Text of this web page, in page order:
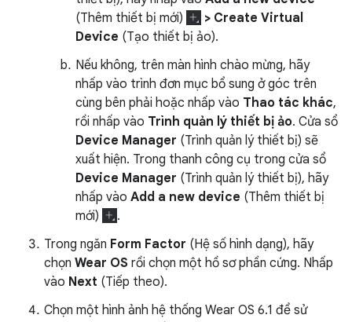
(Thêm thiết bị mới)
> Create Virtual
Device (Tạo thiết bị ảo).
Nếu không, trên màn hình chào mừng, hãy
nhấp vào trình đơn mục bổ sung ở góc trên
cùng bên phải hoặc nhấp vào Thao tác khác,
rồi nhấp vào Trình quản lý thiết bị ảo. Cửa sổ
Device Manager (Trình quản lý thiết bị) sẽ
xuất hiện. Trong thanh công cụ trong cửa sổ
Device Manager (Trình quản lý thiết bị), hãy
nhấp vào Add a new device (Thêm thiết bị
mới)
.
Trong ngăn Form Factor (Hệ số hình dạng), hãy
chọn Wear OS rồi chọn một hồ sơ phần cứng. Nhấp
vào Next (Tiếp theo).
Chọn một hình ảnh hệ thống Wear OS 6.1 để sử